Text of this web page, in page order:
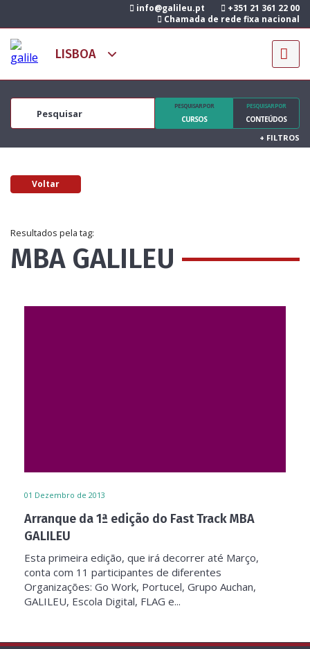
info@galileu.pt
+351 21 361 22 00
Chamada de rede fixa nacional
PESQUISAR POR
CURSOS
PESQUISAR POR
CONTEÚDOS
+ FILTROS
Voltar
Resultados pela tag:
MBA GALILEU
01 Dezembro de 2013
Arranque da 1ª edição do Fast Track MBA
GALILEU
Esta primeira edição, que irá decorrer até Março,
conta com 11 participantes de diferentes
Organizações: Go Work, Portucel, Grupo Auchan,
GALILEU, Escola Digital, FLAG e...